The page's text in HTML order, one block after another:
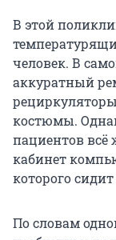
В этой
человек. В
аккуратный
костюмы.
пациентов
кабинет
которого
По словам